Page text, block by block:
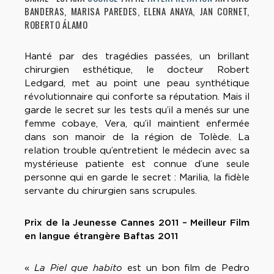
BANDERAS, MARISA PAREDES, ELENA ANAYA, JAN CORNET,
ROBERTO ÁLAMO
Hanté par des tragédies passées, un brillant
chirurgien esthétique, le docteur Robert
Ledgard, met au point une peau synthétique
révolutionnaire qui conforte sa réputation. Mais il
garde le secret sur les tests qu’il a menés sur une
femme cobaye, Vera, qu’il maintient enfermée
dans son manoir de la région de Tolède. La
relation trouble qu’entretient le médecin avec sa
mystérieuse patiente est connue d’une seule
personne qui en garde le secret : Marilia, la fidèle
servante du chirurgien sans scrupules.
Prix de la Jeunesse Cannes 2011 – Meilleur Film
en langue étrangère Baftas 2011
« La Piel que habito est un bon film de Pedro